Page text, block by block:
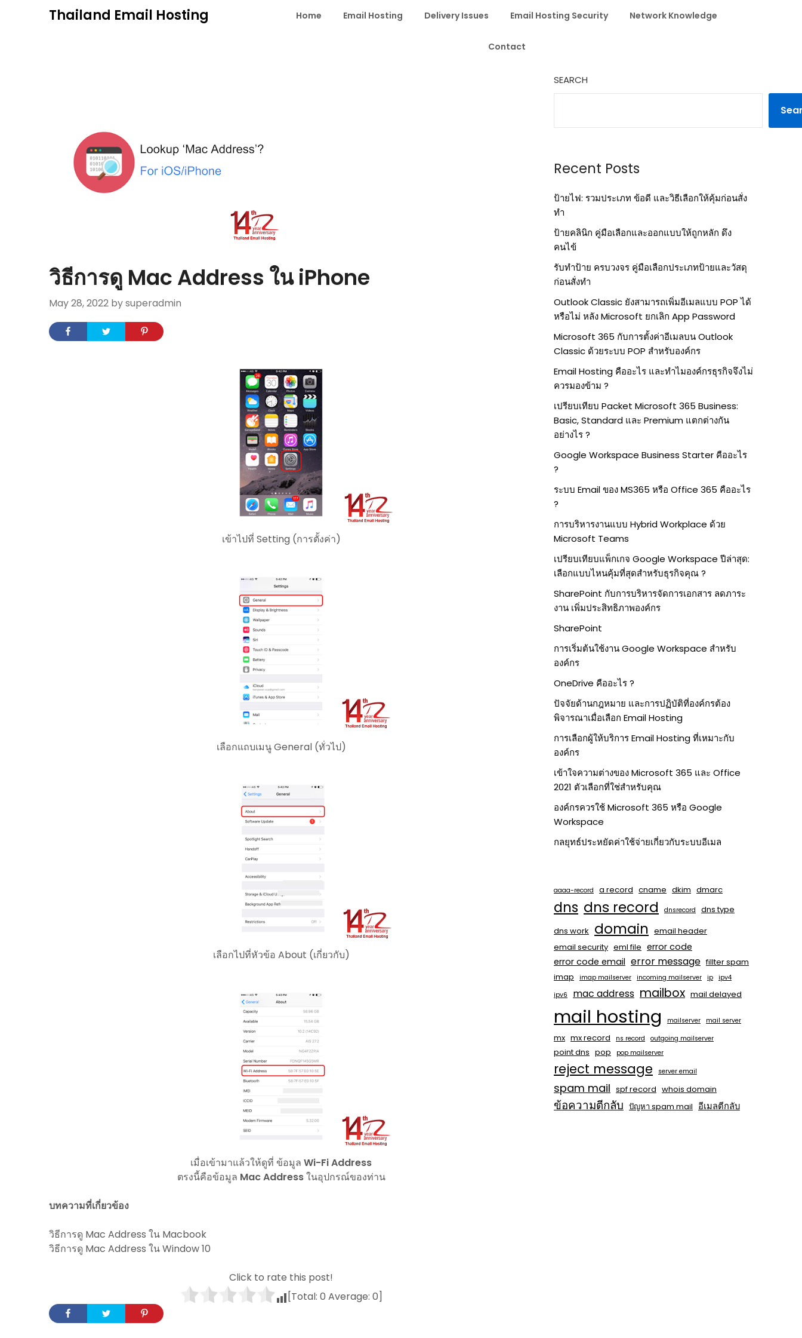
Thailand Email Hosting Home Email Hosting Delivery Issues Email Hosting Security Network Knowledge
Contact
วิธีการดู Mac Address ใน iPhone
May 28, 2022 by superadmin
เข้าไปที่ Setting (การตั้งค่า)
เลือกแถบเมนู General (ทั่วไป)
เลือกไปที่หัวข้อ About (เกี่ยวกับ)
เมื่อเข้ามาแล้วให้ดูที่ ข้อมูลWi-Fi Address
ตรงนี้คือข้อมูล Mac Addressในอุปกรณ์ของท่าน
บทความที่เกี่ยวข้อง
วิธีการดู Mac Address ใน Macbook
วิธีการดู Mac Address ใน Window 10
Click to rate this post!
[Total: 0 Average: 0]
SEARCH
Recent Posts
ป้ายไฟ: รวมประเภท ข้อดี และวิธีเลือกให้คุ้มก่อนสั่ง
ทำ
ป้ายคลินิก คู่มือเลือกและออกแบบให้ถูกหลัก ดึง
คนไข้
รับทำป้าย ครบวงจร คู่มือเลือกประเภทป้ายและวัสดุ
ก่อนสั่งทำ
Outlook Classic ยังสามารถเพิ่มอีเมลแบบ POP ได้
หรือไม่ หลัง Microsoft ยกเลิก App Password
Microsoft 365 กับการตั้งค่าอีเมลบน Outlook
Classic ด้วยระบบ POP สำหรับองค์กร
Email Hosting คืออะไร และทำไมองค์กรธุรกิจจึงไม่
ควรมองข้าม ?
เปรียบเทียบ Packet Microsoft 365 Business:
Basic, Standard และ Premium แตกต่างกัน
อย่างไร ?
Google Workspace Business Starter คืออะไร
?
ระบบ Email ของ MS365 หรือ Office 365 คืออะไร
?
การบริหารงานแบบ Hybrid Workplace ด้วย
Microsoft Teams
เปรียบเทียบแพ็กเกจ Google Workspace ปีล่าสุด:
เลือกแบบไหนคุ้มที่สุดสำหรับธุรกิจคุณ ?
SharePoint กับการบริหารจัดการเอกสาร ลดภาระ
งาน เพิ่มประสิทธิภาพองค์กร
SharePoint
การเริ่มต้นใช้งาน Google Workspace สำหรับ
องค์กร
OneDrive คืออะไร ?
ปัจจัยด้านกฎหมาย และการปฏิบัติที่องค์กรต้อง
พิจารณาเมื่อเลือก Email Hosting
การเลือกผู้ให้บริการ Email Hosting ที่เหมาะกับ
องค์กร
เข้าใจความต่างของ Microsoft 365 และ Office
2021 ตัวเลือกที่ใช่สำหรับคุณ
องค์กรควรใช้ Microsoft 365 หรือ Google
Workspace
กลยุทธ์ประหยัดค่าใช้จ่ายเกี่ยวกับระบบอีเมล
aaaa-record a record cname dkim dmarc
dns dns record dnsrecord
dns type
dns work domain email header
email security eml file error code
error code email error message fillter spam
imap
imap mailserver incoming mailserver ip
ipv4
ipv6
mac address mailbox mail delayed
mail hosting mailserver mail server
mx mx record ns record outgoing mailserver
point dns pop pop mailserver
reject message server email
spam mail spf record whois domain
ข้อความตีกลับ ปัญหา spam mail อีเมลตีกลับ